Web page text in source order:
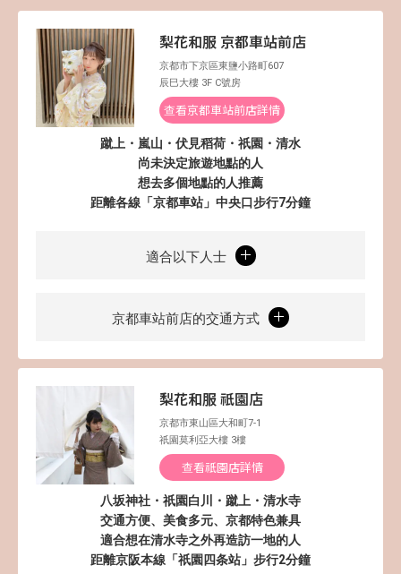
梨花和服 京都車站前店
京都市下京區東鹽小路町607
辰巳大樓 3F C號房
查看京都車站前店詳情
蹴上・嵐山・伏見稻荷・祇園・清水
尚未決定旅遊地點的人
想去多個地點的人推薦
距離各線「京都車站」中央口步行7分鐘
適合以下人士
京都車站前店的交通方式
梨花和服 祇園店
京都市東山區大和町7-1
祇園莫利亞大樓 3樓
查看祇園店詳情
八坂神社・祇園白川・蹴上・清水寺
交通方便、美食多元、京都特色兼具
適合想在清水寺之外再造訪一地的人
距離京阪本線「祇園四条站」步行2分鐘